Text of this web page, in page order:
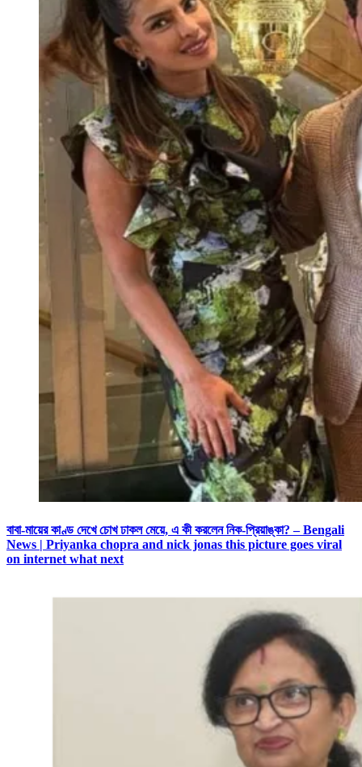
বাবা-মায়ের কাণ্ড দেখে চোখ ঢাকল মেয়ে, এ কী করলেন নিক-প্রিয়াঙ্কা? – Bengali
News | Priyanka chopra and nick jonas this picture goes viral
on internet what next